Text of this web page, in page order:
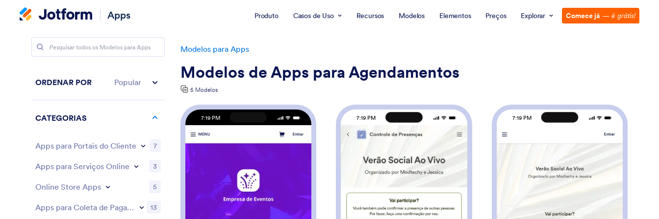
Apps Produto Casos de Uso Recursos Modelos Elementos Preços Explorar Comece já — é grátis!
Modelos para Apps
Modelos de Apps para Agendamentos
5 Modelos
7:19 PM
Visualizar
7:19 PM
: App para Controle de Presenças
7:19 PM
Visualizar: App de RSVP
ORDENAR POR Popular
CATEGORIAS
Apps para Portais do Cliente 7
Apps para Serviços Online 3
Online Store Apps 5
Apps para Coleta de Pagamentos 13